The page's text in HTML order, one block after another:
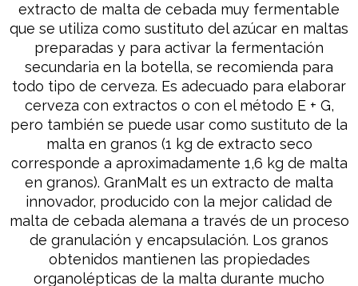
extracto de malta de cebada muy fermentable
que se utiliza como sustituto del azúcar en maltas
preparadas y para activar la fermentación
secundaria en la botella, se recomienda para
todo tipo de cerveza. Es adecuado para elaborar
cerveza con extractos o con el método E + G,
pero también se puede usar como sustituto de la
malta en granos (1 kg de extracto seco
corresponde a aproximadamente 1,6 kg de malta
en granos). GranMalt es un extracto de malta
innovador, producido con la mejor calidad de
malta de cebada alemana a través de un proceso
de granulación y encapsulación. Los granos
obtenidos mantienen las propiedades
organolépticas de la malta durante mucho